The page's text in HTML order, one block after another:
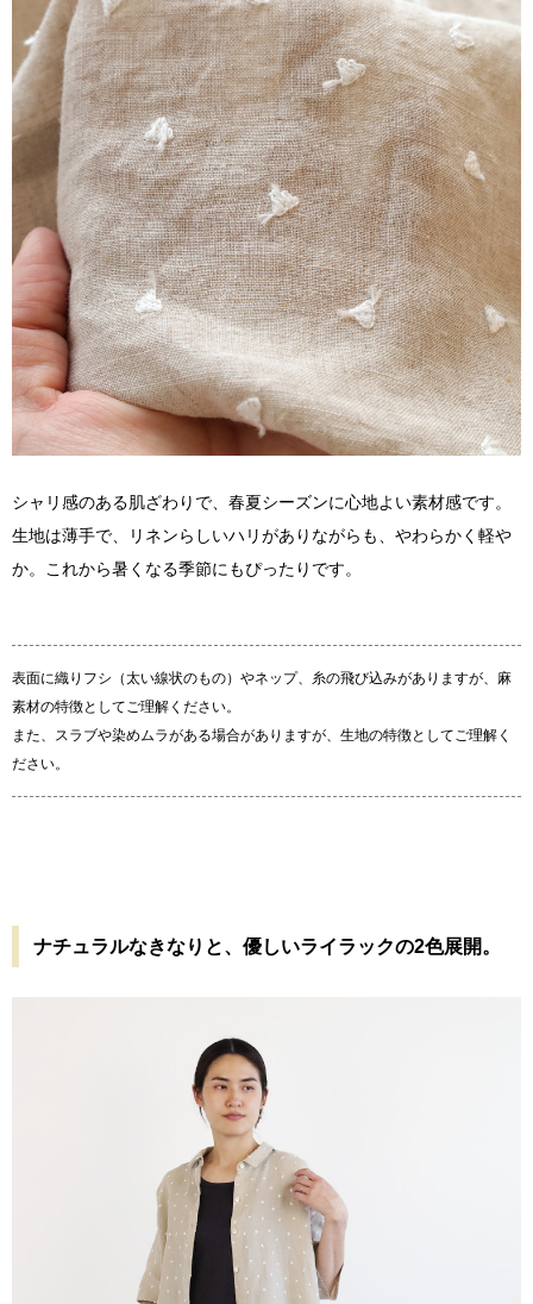
シャリ感のある肌ざわりで、春夏シーズンに心地よい素材感です。
生地は薄手で、リネンらしいハリがありながらも、やわらかく軽や
か。これから暑くなる季節にもぴったりです。
表面に織りフシ（太い線状のもの）やネップ、糸の飛び込みがありますが、麻
素材の特徴としてご理解ください。
また、スラブや染めムラがある場合がありますが、生地の特徴としてご理解く
ださい。
ナチュラルなきなりと、優しいライラックの2色展開。